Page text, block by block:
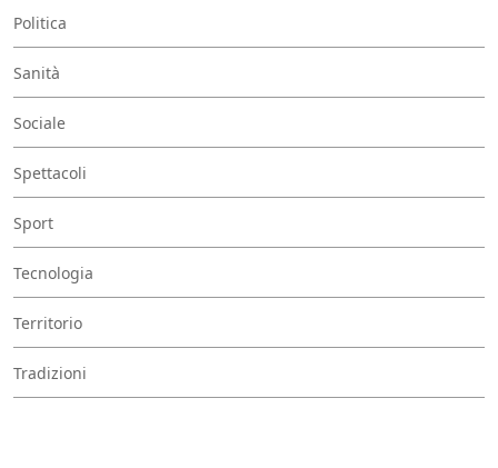
Politica
Sanità
Sociale
Spettacoli
Sport
Tecnologia
Territorio
Tradizioni